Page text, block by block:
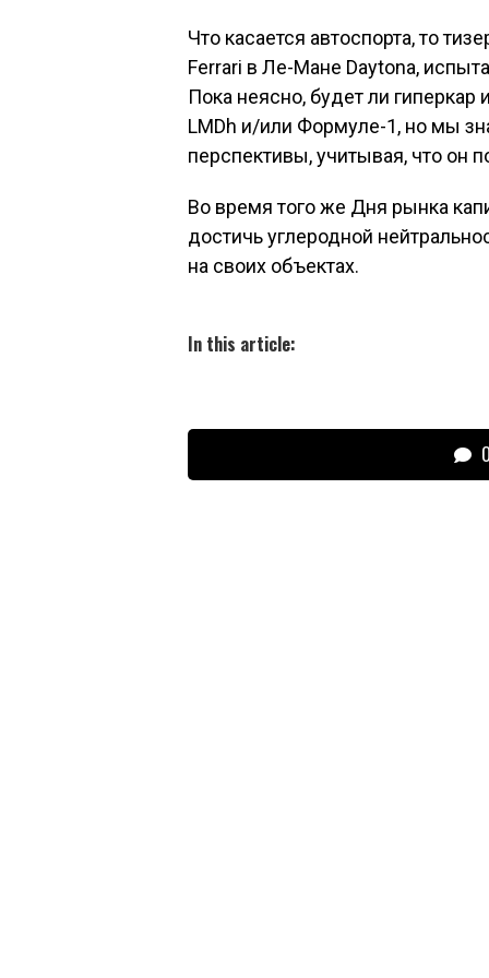
Что касается автоспорта, то
Ferrari в Ле-Мане Daytona,
Пока неясно, будет ли
LMDh и/или Формуле-1, но мы
перспективы, учитывая, что он
Во время того же Дня рынка
достичь углеродной
на своих объектах.
In this article: